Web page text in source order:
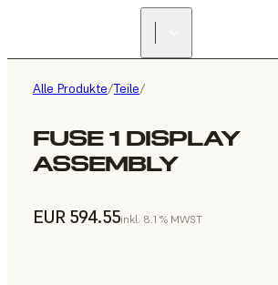
Alle Produkte/Teile/
FUSE 1 DISPLAY
ASSEMBLY
EUR 594.55inkl. 8.1 % MWST